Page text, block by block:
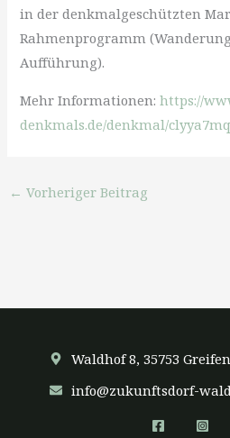
in der denkmalgeschützten
Rahmenprogramm
Aufführung).
Mehr Informationen:https://
denkmals.de/denkmal/
← Vorheriger Beitrag
Waldhof 8, 35753
info@zukunftsdorf-